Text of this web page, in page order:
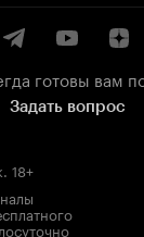
готовы вам
Задать вопрос
. 18+